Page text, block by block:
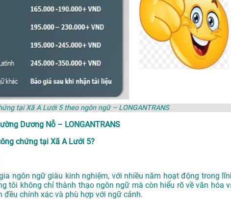
tại Xã A Lưới 5 theo ngôn ngữ – LONGANTRANS
Dương Nỗ – LONGANTRANS
chứng tại Xã A Lưới 5?
ngôn ngữ giàu kinh nghiệm, với nhiều năm hoạt động trong
tôi không chỉ thành thạo ngôn ngữ mà còn hiểu rõ về văn hóa
chính xác và phù hợp với ngữ cảnh.